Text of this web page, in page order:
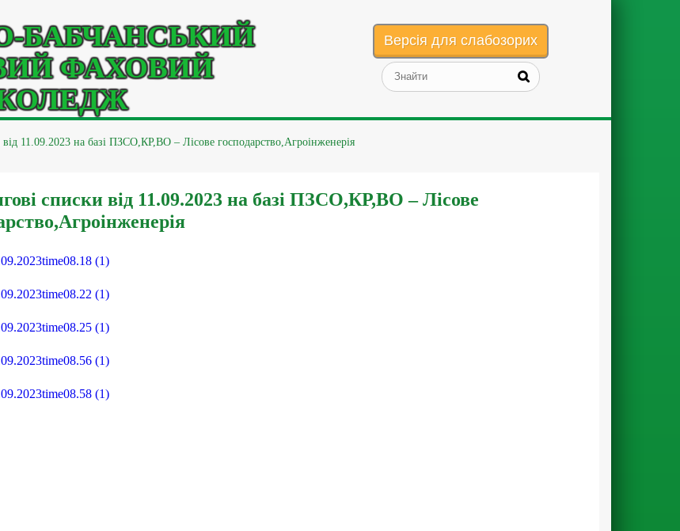
БАБЧАНСЬКИЙ
ФАХОВИЙ
Версія для слабозорих
11.09.2023 на базі ПЗСО,КР,ВО – Лісове господарство,Агроінженерія
списки від 11.09.2023 на базі ПЗСО,КР,ВО – Лісове
(1)
(1)
(1)
(1)
(1)